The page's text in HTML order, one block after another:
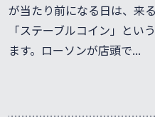
が当たり前になる日は、来
「ステーブルコイン」とい
ます。ローソンが店頭で...